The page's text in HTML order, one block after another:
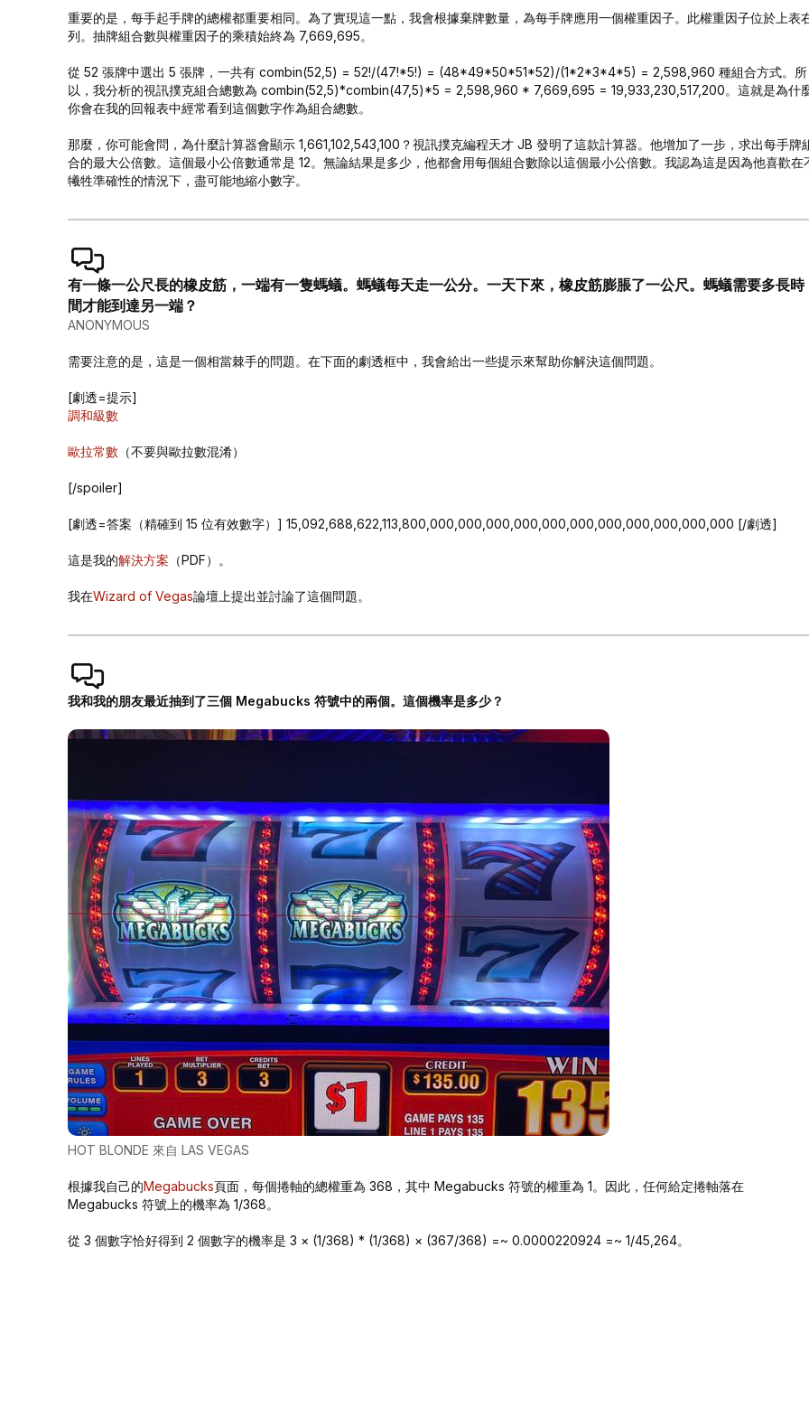
重要的是，每手起手牌的總權都重要相同。為了實現這一點，我會根據棄牌數量，為每手牌應用一個權重因子。此權重因子位於上表
列。抽牌組合數與權重因子的乘積始終為 7,669,695。
從 52 張牌中選出 5 張牌，一共有 combin(52,5) = 52!/(47!*5!) = (48*49*50*51*52)/(1*2*3*4*5) = 2,598,960 種組合方式。所
以，我分析的視訊撲克組合總數為 combin(52,5)*combin(47,5)*5 = 2,598,960 * 7,669,695 = 19,933,230,517,200。這就是為什
你會在我的回報表中經常看到這個數字作為組合總數。
那麼，你可能會問，為什麼計算器會顯示 1,661,102,543,100？視訊撲克編程天才 JB 發明了這款計算器。他增加了一步，求出每手牌
合的最大公倍數。這個最小公倍數通常是 12。無論結果是多少，他都會用每個組合數除以這個最小公倍數。我認為這是因為他喜歡在
犧牲準確性的情況下，盡可能地縮小數字。
有一條一公尺長的橡皮筋，一端有一隻螞蟻。螞蟻每天走一公分。一天下來，橡皮筋膨脹了一公尺。螞蟻需要多長時
間才能到達另一端？
ANONYMOUS
需要注意的是，這是一個相當棘手的問題。在下面的劇透框中，我會給出一些提示來幫助你解決這個問題。
[劇透=提示]
調和級數
歐拉常數（不要與歐拉數混淆）
[/spoiler]
[劇透=答案（精確到 15 位有效數字）] 15,092,688,622,113,800,000,000,000,000,000,000,000,000,000,000,000 [/劇透]
這是我的解決方案 （PDF）。
我在Wizard of Vegas論壇上提出並討論了這個問題。
我和我的朋友最近抽到了三個 Megabucks 符號中的兩個。這個機率是多少？
HOT BLONDE 來自 LAS VEGAS
根據我自己的Megabucks頁面，每個捲軸的總權重為 368，其中 Megabucks 符號的權重為 1。因此，任何給定捲軸落在
Megabucks 符號上的機率為 1/368。
從 3 個數字恰好得到 2 個數字的機率是 3 × (1/368) * (1/368) × (367/368) =~ 0.0000220924 =~ 1/45,264。